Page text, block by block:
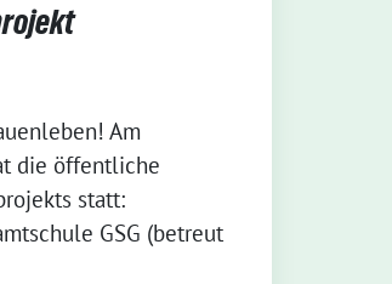
Am
die öffentliche
statt:
GSG (betreut